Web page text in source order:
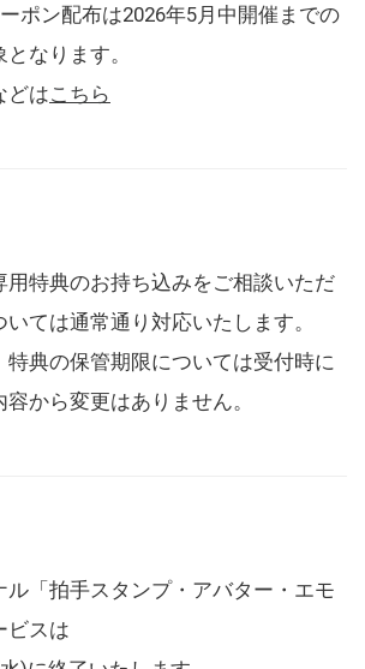
ポン配布は2026年5月中開催までの
なります。
どはこちら
用特典のお持ち込みをご相談いただ
ては通常通り対応いたします。
典の保管期限については受付時に
から変更はありません。
ル「拍手スタンプ・アバター・エモ
ビスは